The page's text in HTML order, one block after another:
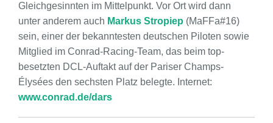
Gleichgesinnten im Mittelpunkt. Vor Ort wird dann
unter anderem auch Markus Stropiep (MaFFa#16)
sein, einer der bekanntesten deutschen Piloten sowie
Mitglied im Conrad-Racing-Team, das beim top-
besetzten DCL-Auftakt auf der Pariser Champs-
Élysées den sechsten Platz belegte. Internet:
www.conrad.de/dars